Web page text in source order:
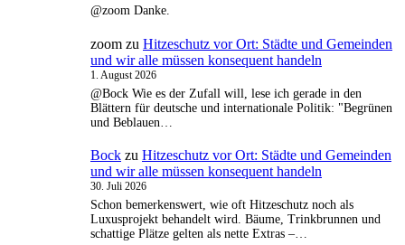
@zoom Danke.
zoom zu Hitzeschutz vor Ort: Städte und Gemeinden
und wir alle müssen konsequent handeln
1. August 2026
@Bock Wie es der Zufall will, lese ich gerade in den
Blättern für deutsche und internationale Politik: "Begrünen
und Beblauen…
Bock zu Hitzeschutz vor Ort: Städte und Gemeinden
und wir alle müssen konsequent handeln
30. Juli 2026
Schon bemerkenswert, wie oft Hitzeschutz noch als
Luxusprojekt behandelt wird. Bäume, Trinkbrunnen und
schattige Plätze gelten als nette Extras –…